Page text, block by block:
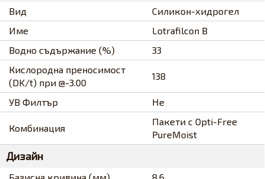
Вид
Силикон-хидрогел
Име
Lotrafilcon B
Водно съдържание (%)
33
Кислородна преносимост
(DK/t) при @-3.00
138
УВ Филтър Не
Комбинация
Пакети с Opti-Free
PureMoist
Дизайн